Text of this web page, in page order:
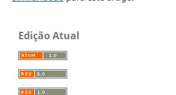
Edição Atual